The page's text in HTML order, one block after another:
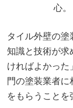
心。
タイル外壁の
知識と技術が求
ければよかっ
門の塗装業者
をもらうことを